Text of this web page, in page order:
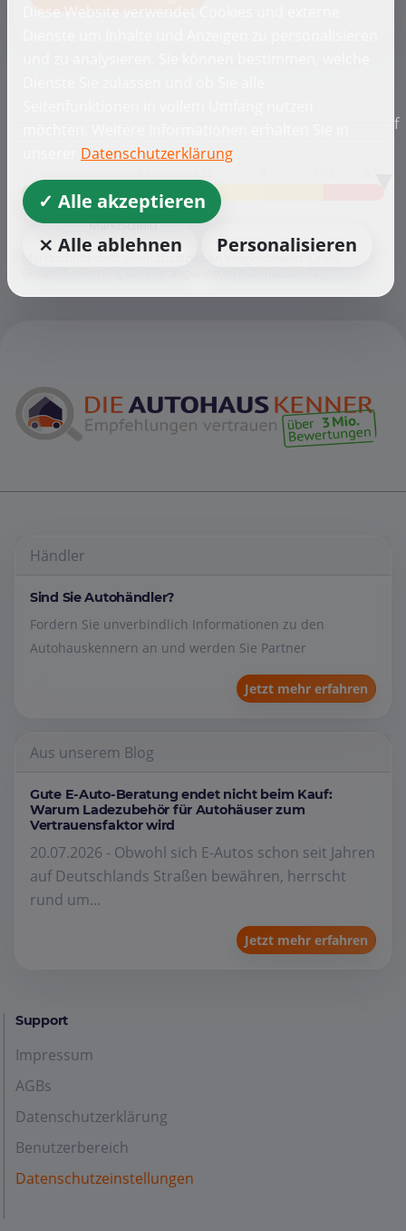
4,58
Marktschnitt
Händler
Sind Sie Autohändler?
Fordern Sie unverbindlich Informationen zu den
Autohauskennern an und werden Sie Partner
Jetzt mehr erfahren
Aus unserem Blog
Gute E-Auto-Beratung endet nicht beim Kauf:
Warum Ladezubehör für Autohäuser zum
Vertrauensfaktor wird
20.07.2026 - Obwohl sich E-Autos schon seit Jahren
auf Deutschlands Straßen bewähren, herrscht
rund um...
Jetzt mehr erfahren
Support
Impressum
AGBs
Datenschutzerklärung
Benutzerbereich
Datenschutzeinstellungen
Diese Website verwendet Cookies und externe
Datenschutzerklärung
✓ Alle akzeptieren
⨯ Alle ablehnen
Personalisieren
f